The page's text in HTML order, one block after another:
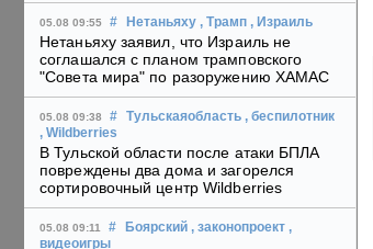
05.08 09:55 # Нетаньяху , Трамп , Израиль
Нетаньяху заявил, что Израиль не
соглашался с планом трамповского
"Совета мира" по разоружению ХАМАС
05.08 09:38 # Тульскаяобласть , беспилотник
, Wildberries
В Тульской области после атаки БПЛА
повреждены два дома и загорелся
сортировочный центр Wildberries
05.08 09:11 # Боярский , законопроект ,
видеоигры